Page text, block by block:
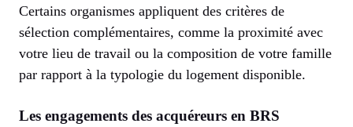
Certains organismes appliquent des critères de
sélection complémentaires, comme la proximité avec
votre lieu de travail ou la composition de votre famille
par rapport à la typologie du logement disponible.
Les engagements des acquéreurs en BRS